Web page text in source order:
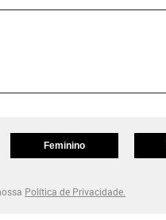
Feminino
Política de Privacidade.